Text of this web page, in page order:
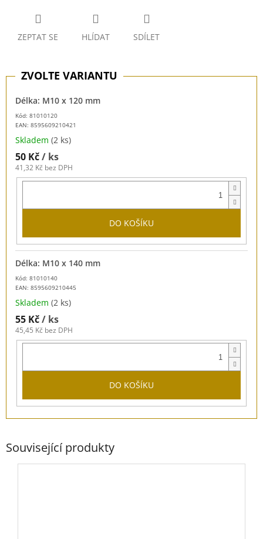
ZEPTAT SE HLÍDAT SDÍLET
Kód: 81010120
EAN: 8595609210421
Délka: M10 x 120 mm
Skladem (2 ks)
50 Kč/ ks
41,32 Kč bez DPH
DO KOŠÍKU
Kód: 81010140
EAN: 8595609210445
Délka: M10 x 140 mm
Skladem (2 ks)
55 Kč/ ks
45,45 Kč bez DPH
DO KOŠÍKU
Související produkty